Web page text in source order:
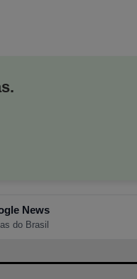
News
do Brasil